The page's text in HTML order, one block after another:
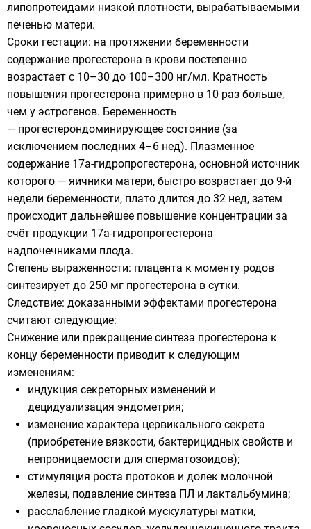
липопротеидами низкой плотности, вырабатываемыми
печенью матери.
Сроки гестации: на протяжении беременности
содержание прогестерона в крови постепенно
возрастает с 10–30 до 100–300 нг/мл. Кратность
повышения прогестерона примерно в 10 раз больше,
чем у эстрогенов. Беременность
— прогестерондоминирующее состояние (за
исключением последних 4–6 нед). Плазменное
содержание 17a-гидропрогестерона, основной источник
которого — яичники матери, быстро возрастает до 9-й
недели беременности, плато длится до 32 нед, затем
происходит дальнейшее повышение концентрации за
счёт продукции 17a-гидропрогестерона
надпочечниками плода.
Степень выраженности: плацента к моменту родов
синтезирует до 250 мг прогестерона в сутки.
Следствие: доказанными эффектами прогестерона
считают следующие:
Снижение или прекращение синтеза прогестерона к
концу беременности приводит к следующим
изменениям:
индукция секреторных изменений и
децидуализация эндометрия;
изменение характера цервикального секрета
(приобретение вязкости, бактерицидных свойств и
непроницаемости для сперматозоидов);
стимуляция роста протоков и долек молочной
железы, подавление синтеза ПЛ и лактальбумина;
расслабление гладкой мускулатуры матки,